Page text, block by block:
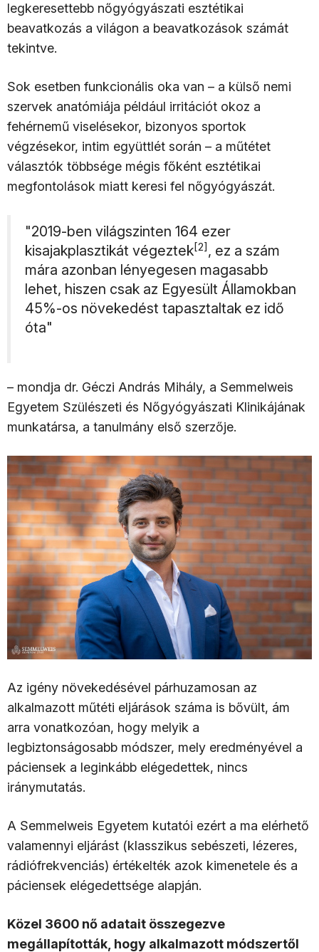
legkeresettebb nőgyógyászati esztétikai
beavatkozás a világon a beavatkozások számát
tekintve.
Sok esetben funkcionális oka van – a külső nemi
szervek anatómiája például irritációt okoz a
fehérnemű viselésekor, bizonyos sportok
végzésekor, intim együttlét során – a műtétet
választók többsége mégis főként esztétikai
megfontolások miatt keresi fel nőgyógyászát.
"2019-ben világszinten 164 ezer
kisajakplasztikát végeztek[2] , ez a szám
mára azonban lényegesen magasabb
lehet, hiszen csak az Egyesült Államokban
45%-os növekedést tapasztaltak ez idő
óta"
– mondja dr. Géczi András Mihály, a Semmelweis
Egyetem Szülészeti és Nőgyógyászati Klinikájának
munkatársa, a tanulmány első szerzője.
Az igény növekedésével párhuzamosan az
alkalmazott műtéti eljárások száma is bővült, ám
arra vonatkozóan, hogy melyik a
legbiztonságosabb módszer, mely eredményével a
páciensek a leginkább elégedettek, nincs
iránymutatás.
A Semmelweis Egyetem kutatói ezért a ma elérhető
valamennyi eljárást (klasszikus sebészeti, lézeres,
rádiófrekvenciás) értékelték azok kimenetele és a
páciensek elégedettsége alapján.
Közel 3600 nő adatait összegezve
megállapították, hogy alkalmazott módszertől